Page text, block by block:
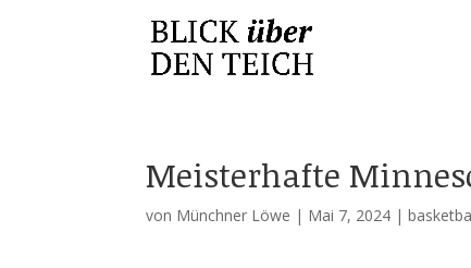
Meisterhafte
von Münchner Löwe | Mai 7, 2024 |